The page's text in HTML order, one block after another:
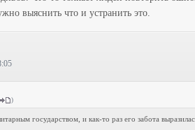
выяснить что и устранить это.
)
государством, и как-то раз его забота